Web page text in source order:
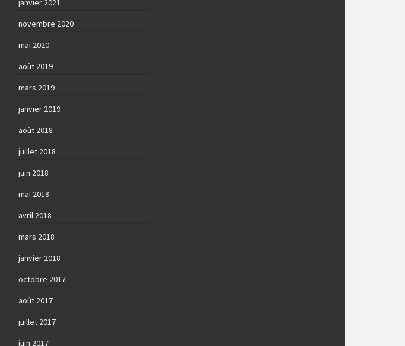
janvier 2021
novembre 2020
mai 2020
août 2019
mars 2019
janvier 2019
août 2018
juillet 2018
juin 2018
mai 2018
avril 2018
mars 2018
janvier 2018
octobre 2017
août 2017
juillet 2017
juin 2017